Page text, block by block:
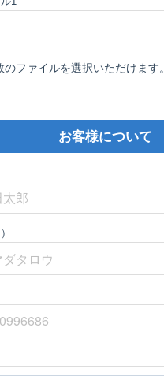
ファイルを選択いただけます。
お客様について